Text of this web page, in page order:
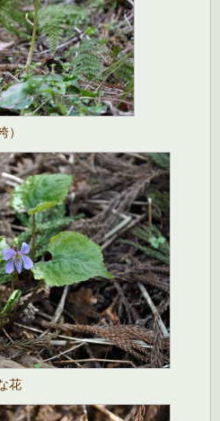
）
花